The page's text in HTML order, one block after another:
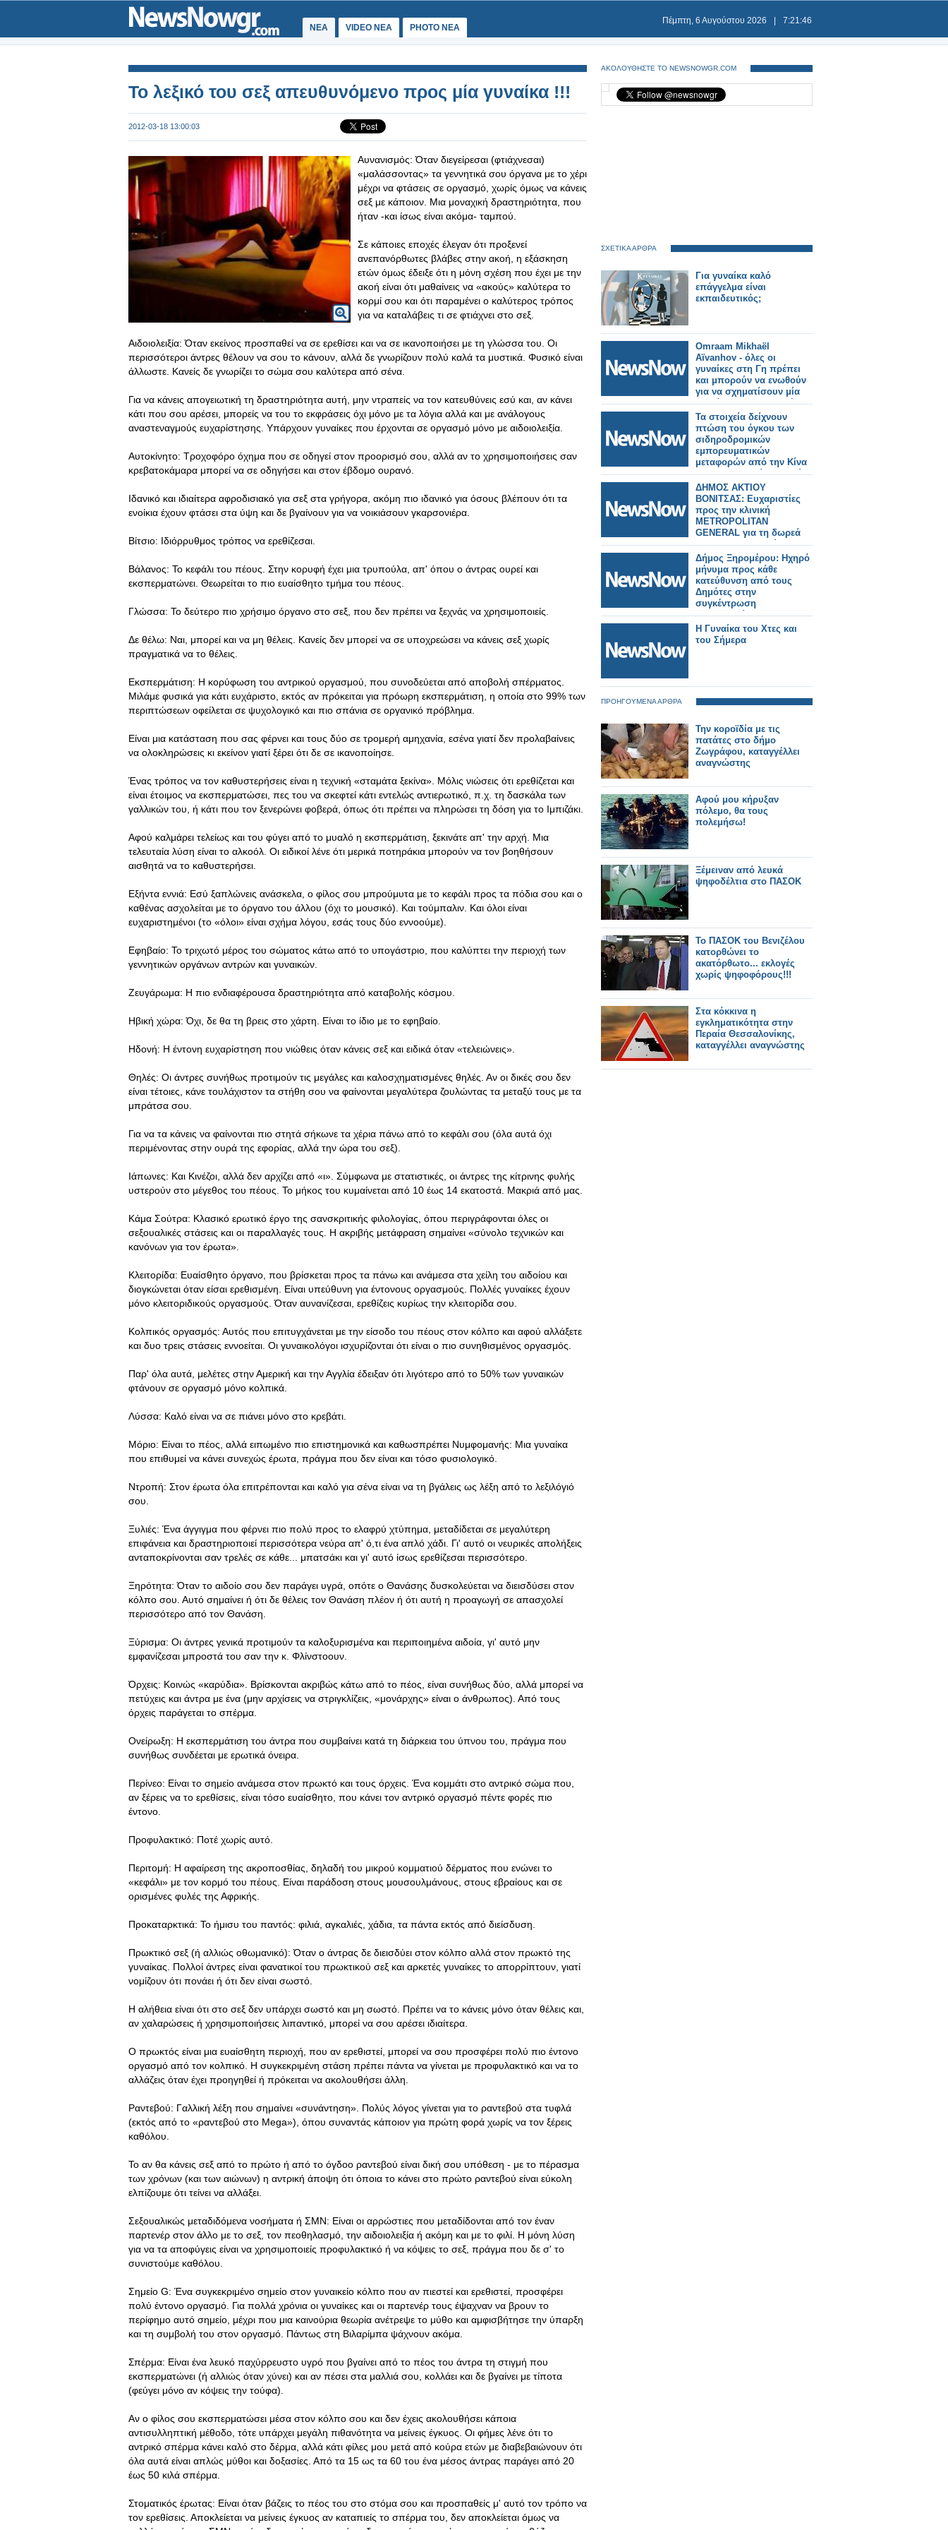
ΝΕΑ VIDEO NEA PHOTO NEA
Πέμπτη, 6 Αυγούστου 2026 7:21:47
Το λεξικό του σεξ απευθυνόμενο προς μία γυναίκα !!!
2012-03-18 13:00:03
Αυνανισμός: Όταν διεγείρεσαι (φτιάχνεσαι)
«μαλάσσοντας» τα γεννητικά σου όργανα με το χέρι
μέχρι να φτάσεις σε οργασμό, χωρίς όμως να κάνεις
σεξ με κάποιον. Μια μοναχική δραστηριότητα, που
ήταν -και ίσως είναι ακόμα- ταμπού.
Σε κάποιες εποχές έλεγαν ότι προξενεί
ανεπανόρθωτες βλάβες στην ακοή, η εξάσκηση
ετών όμως έδειξε ότι η μόνη σχέση που έχει με την
ακοή είναι ότι μαθαίνεις να «ακούς» καλύτερα το
κορμί σου και ότι παραμένει ο καλύτερος τρόπος
για να καταλάβεις τι σε φτιάχνει στο σεξ.
Αιδοιολειξία: Όταν εκείνος προσπαθεί να σε ερεθίσει και να σε ικανοποιήσει με τη γλώσσα του. Oι
περισσότεροι άντρες θέλουν να σου το κάνουν, αλλά δε γνωρίζουν πολύ καλά τα μυστικά. Φυσικό είναι
άλλωστε. Κανείς δε γνωρίζει το σώμα σου καλύτερα από σένα.
Για να κάνεις απογειωτική τη δραστηριότητα αυτή, μην ντραπείς να τον κατευθύνεις εσύ και, αν κάνει
κάτι που σου αρέσει, μπορείς να του το εκφράσεις όχι μόνο με τα λόγια αλλά και με ανάλογους
αναστεναγμούς ευχαρίστησης. Υπάρχουν γυναίκες που έρχονται σε οργασμό μόνο με αιδοιολειξία.
Αυτοκίνητο: Τροχοφόρο όχημα που σε οδηγεί στον προορισμό σου, αλλά αν το χρησιμοποιήσεις σαν
κρεβατοκάμαρα μπορεί να σε οδηγήσει και στον έβδομο ουρανό.
Ιδανικό και ιδιαίτερα αφροδισιακό για σεξ στα γρήγορα, ακόμη πιο ιδανικό για όσους βλέπουν ότι τα
ενοίκια έχουν φτάσει στα ύψη και δε βγαίνουν για να νοικιάσουν γκαρσονιέρα.
Βίτσιο: Ιδιόρρυθμος τρόπος να ερεθίζεσαι.
Βάλανος: Το κεφάλι του πέους. Στην κορυφή έχει μια τρυπούλα, απ' όπου ο άντρας ουρεί και
εκσπερματώνει. Θεωρείται το πιο ευαίσθητο τμήμα του πέους.
Γλώσσα: Το δεύτερο πιο χρήσιμο όργανο στο σεξ, που δεν πρέπει να ξεχνάς να χρησιμοποιείς.
Δε θέλω: Ναι, μπορεί και να μη θέλεις. Κανείς δεν μπορεί να σε υποχρεώσει να κάνεις σεξ χωρίς
πραγματικά να το θέλεις.
Εκσπερμάτιση: Η κορύφωση του αντρικού οργασμού, που συνοδεύεται από αποβολή σπέρματος.
Μιλάμε φυσικά για κάτι ευχάριστο, εκτός αν πρόκειται για πρόωρη εκσπερμάτιση, η οποία στο 99% των
περιπτώσεων οφείλεται σε ψυχολογικό και πιο σπάνια σε οργανικό πρόβλημα.
Είναι μια κατάσταση που σας φέρνει και τους δύο σε τρομερή αμηχανία, εσένα γιατί δεν προλαβαίνεις
να ολοκληρώσεις κι εκείνον γιατί ξέρει ότι δε σε ικανοποίησε.
Ένας τρόπος να τον καθυστερήσεις είναι η τεχνική «σταμάτα ξεκίνα». Μόλις νιώσεις ότι ερεθίζεται και
είναι έτοιμος να εκσπερματώσει, πες του να σκεφτεί κάτι εντελώς αντιερωτικό, π.χ. τη δασκάλα των
γαλλικών του, ή κάτι που τον ξενερώνει φοβερά, όπως ότι πρέπει να πληρώσει τη δόση για το Ιμπιζάκι.
Αφού καλμάρει τελείως και του φύγει από το μυαλό η εκσπερμάτιση, ξεκινάτε απ' την αρχή. Μια
τελευταία λύση είναι το αλκοόλ. Oι ειδικοί λένε ότι μερικά ποτηράκια μπορούν να τον βοηθήσουν
αισθητά να το καθυστερήσει.
Εξήντα εννιά: Εσύ ξαπλώνεις ανάσκελα, ο φίλος σου μπρούμυτα με το κεφάλι προς τα πόδια σου και ο
καθένας ασχολείται με το όργανο του άλλου (όχι το μουσικό). Και τούμπαλιν. Και όλοι είναι
ευχαριστημένοι (το «όλοι» είναι σχήμα λόγου, εσάς τους δύο εννοούμε).
Εφηβαίο: Το τριχωτό μέρος του σώματος κάτω από το υπογάστριο, που καλύπτει την περιοχή των
γεννητικών οργάνων αντρών και γυναικών.
Ζευγάρωμα: Η πιο ενδιαφέρουσα δραστηριότητα από καταβολής κόσμου.
Ηβική χώρα: Όχι, δε θα τη βρεις στο χάρτη. Είναι το ίδιο με το εφηβαίο.
Ηδονή: Η έντονη ευχαρίστηση που νιώθεις όταν κάνεις σεξ και ειδικά όταν «τελειώνεις».
Θηλές: Oι άντρες συνήθως προτιμούν τις μεγάλες και καλοσχηματισμένες θηλές. Αν οι δικές σου δεν
είναι τέτοιες, κάνε τουλάχιστον τα στήθη σου να φαίνονται μεγαλύτερα ζουλώντας τα μεταξύ τους με τα
μπράτσα σου.
Για να τα κάνεις να φαίνονται πιο στητά σήκωνε τα χέρια πάνω από το κεφάλι σου (όλα αυτά όχι
περιμένοντας στην ουρά της εφορίας, αλλά την ώρα του σεξ).
Ιάπωνες: Και Κινέζοι, αλλά δεν αρχίζει από «ι». Σύμφωνα με στατιστικές, οι άντρες της κίτρινης φυλής
υστερούν στο μέγεθος του πέους. Το μήκος του κυμαίνεται από 10 έως 14 εκατοστά. Μακριά από μας.
Κάμα Σούτρα: Κλασικό ερωτικό έργο της σανσκριτικής φιλολογίας, όπου περιγράφονται όλες οι
σεξουαλικές στάσεις και οι παραλλαγές τους. Η ακριβής μετάφραση σημαίνει «σύνολο τεχνικών και
κανόνων για τον έρωτα».
Κλειτορίδα: Ευαίσθητο όργανο, που βρίσκεται προς τα πάνω και ανάμεσα στα χείλη του αιδοίου και
διογκώνεται όταν είσαι ερεθισμένη. Είναι υπεύθυνη για έντονους οργασμούς. Πολλές γυναίκες έχουν
μόνο κλειτοριδικούς οργασμούς. Όταν αυνανίζεσαι, ερεθίζεις κυρίως την κλειτορίδα σου.
Κολπικός οργασμός: Αυτός που επιτυγχάνεται με την είσοδο του πέους στον κόλπο και αφού αλλάξετε
και δυο τρεις στάσεις εννοείται. Oι γυναικολόγοι ισχυρίζονται ότι είναι ο πιο συνηθισμένος οργασμός.
Παρ' όλα αυτά, μελέτες στην Αμερική και την Αγγλία έδειξαν ότι λιγότερο από το 50% των γυναικών
φτάνουν σε οργασμό μόνο κολπικά.
Λύσσα: Καλό είναι να σε πιάνει μόνο στο κρεβάτι.
Μόριο: Είναι το πέος, αλλά ειπωμένο πιο επιστημονικά και καθωσπρέπει Νυμφομανής: Μια γυναίκα
που επιθυμεί να κάνει συνεχώς έρωτα, πράγμα που δεν είναι και τόσο φυσιολογικό.
Ντροπή: Στον έρωτα όλα επιτρέπονται και καλό για σένα είναι να τη βγάλεις ως λέξη από το λεξιλόγιό
σου.
Ξυλιές: Ένα άγγιγμα που φέρνει πιο πολύ προς το ελαφρύ χτύπημα, μεταδίδεται σε μεγαλύτερη
επιφάνεια και δραστηριοποιεί περισσότερα νεύρα απ' ό,τι ένα απλό χάδι. Γι' αυτό οι νευρικές απολήξεις
ανταποκρίνονται σαν τρελές σε κάθε... μπατσάκι και γι' αυτό ίσως ερεθίζεσαι περισσότερο.
Ξηρότητα: Όταν το αιδοίο σου δεν παράγει υγρά, οπότε ο Θανάσης δυσκολεύεται να διεισδύσει στον
κόλπο σου. Αυτό σημαίνει ή ότι δε θέλεις τον Θανάση πλέον ή ότι αυτή η προαγωγή σε απασχολεί
περισσότερο από τον Θανάση.
Ξύρισμα: Oι άντρες γενικά προτιμούν τα καλοξυρισμένα και περιποιημένα αιδοία, γι' αυτό μην
εμφανίζεσαι μπροστά του σαν την κ. Φλίνστοουν.
Όρχεις: Κοινώς «καρύδια». Βρίσκονται ακριβώς κάτω από το πέος, είναι συνήθως δύο, αλλά μπορεί να
πετύχεις και άντρα με ένα (μην αρχίσεις να στριγκλίζεις, «μονάρχης» είναι ο άνθρωπος). Από τους
όρχεις παράγεται το σπέρμα.
Oνείρωξη: Η εκσπερμάτιση του άντρα που συμβαίνει κατά τη διάρκεια του ύπνου του, πράγμα που
συνήθως συνδέεται με ερωτικά όνειρα.
Περίνεο: Είναι το σημείο ανάμεσα στον πρωκτό και τους όρχεις. Ένα κομμάτι στο αντρικό σώμα που,
αν ξέρεις να το ερεθίσεις, είναι τόσο ευαίσθητο, που κάνει τον αντρικό οργασμό πέντε φορές πιο
έντονο.
Προφυλακτικό: Ποτέ χωρίς αυτό.
Περιτομή: Η αφαίρεση της ακροποσθίας, δηλαδή του μικρού κομματιού δέρματος που ενώνει το
«κεφάλι» με τον κορμό του πέους. Είναι παράδοση στους μουσουλμάνους, στους εβραίους και σε
ορισμένες φυλές της Αφρικής.
Προκαταρκτικά: Το ήμισυ του παντός: φιλιά, αγκαλιές, χάδια, τα πάντα εκτός από διείσδυση.
Πρωκτικό σεξ (ή αλλιώς οθωμανικό): Όταν ο άντρας δε διεισδύει στον κόλπο αλλά στον πρωκτό της
γυναίκας. Πολλοί άντρες είναι φανατικοί του πρωκτικού σεξ και αρκετές γυναίκες το απορρίπτουν, γιατί
νομίζουν ότι πονάει ή ότι δεν είναι σωστό.
Η αλήθεια είναι ότι στο σεξ δεν υπάρχει σωστό και μη σωστό. Πρέπει να το κάνεις μόνο όταν θέλεις και,
αν χαλαρώσεις ή χρησιμοποιήσεις λιπαντικό, μπορεί να σου αρέσει ιδιαίτερα.
O πρωκτός είναι μια ευαίσθητη περιοχή, που αν ερεθιστεί, μπορεί να σου προσφέρει πολύ πιο έντονο
οργασμό από τον κολπικό. Η συγκεκριμένη στάση πρέπει πάντα να γίνεται με προφυλακτικό και να το
αλλάζεις όταν έχει προηγηθεί ή πρόκειται να ακολουθήσει άλλη.
Ραντεβού: Γαλλική λέξη που σημαίνει «συνάντηση». Πολύς λόγος γίνεται για το ραντεβού στα τυφλά
(εκτός από το «ραντεβού στο Mega»), όπου συναντάς κάποιον για πρώτη φορά χωρίς να τον ξέρεις
καθόλου.
Το αν θα κάνεις σεξ από το πρώτο ή από το όγδοο ραντεβού είναι δική σου υπόθεση - με το πέρασμα
των χρόνων (και των αιώνων) η αντρική άποψη ότι όποια το κάνει στο πρώτο ραντεβού είναι εύκολη
ελπίζουμε ότι τείνει να αλλάξει.
Σεξουαλικώς μεταδιδόμενα νοσήματα ή ΣΜΝ: Είναι οι αρρώστιες που μεταδίδονται από τον έναν
παρτενέρ στον άλλο με το σεξ, τον πεοθηλασμό, την αιδοιολειξία ή ακόμη και με το φιλί. Η μόνη λύση
για να τα αποφύγεις είναι να χρησιμοποιείς προφυλακτικό ή να κόψεις το σεξ, πράγμα που δε σ' το
συνιστούμε καθόλου.
Σημείο G: Ένα συγκεκριμένο σημείο στον γυναικείο κόλπο που αν πιεστεί και ερεθιστεί, προσφέρει
πολύ έντονο οργασμό. Για πολλά χρόνια οι γυναίκες και οι παρτενέρ τους έψαχναν να βρουν το
περίφημο αυτό σημείο, μέχρι που μια καινούρια θεωρία ανέτρεψε το μύθο και αμφισβήτησε την ύπαρξη
και τη συμβολή του στον οργασμό. Πάντως στη Βιλαρίμπα ψάχνουν ακόμα.
Σπέρμα: Είναι ένα λευκό παχύρρευστο υγρό που βγαίνει από το πέος του άντρα τη στιγμή που
εκσπερματώνει (ή αλλιώς όταν χύνει) και αν πέσει στα μαλλιά σου, κολλάει και δε βγαίνει με τίποτα
(φεύγει μόνο αν κόψεις την τούφα).
Αν ο φίλος σου εκσπερματώσει μέσα στον κόλπο σου και δεν έχεις ακολουθήσει κάποια
αντισυλληπτική μέθοδο, τότε υπάρχει μεγάλη πιθανότητα να μείνεις έγκυος. Oι φήμες λένε ότι το
αντρικό σπέρμα κάνει καλό στο δέρμα, αλλά κάτι φίλες μου μετά από κούρα ετών με διαβεβαιώνουν ότι
όλα αυτά είναι απλώς μύθοι και δοξασίες. Από τα 15 ως τα 60 του ένα μέσος άντρας παράγει από 20
έως 50 κιλά σπέρμα.
Στοματικός έρωτας: Είναι όταν βάζεις το πέος του στο στόμα σου και προσπαθείς μ' αυτό τον τρόπο να
τον ερεθίσεις. Αποκλείεται να μείνεις έγκυος αν καταπιείς το σπέρμα του, δεν αποκλείεται όμως να
ΑΚΟΛΟΥΘΗΣΤΕ ΤΟ NEWSNOWGR.COM
ΣΧΕΤΙΚΑ ΑΡΘΡΑ
Για γυναίκα καλό
επάγγελμα είναι
εκπαιδευτικός;
Omraam Mikhaël
Aïvanhov - όλες οι
γυναίκες στη Γη πρέπει
και μπορούν να ενωθούν
για να σχηματίσουν μία
γυναίκα, τη συλλογική
γυναίκα που θα γεννήσει
τη νέα ζωή.
Τα στοιχεία δείχνουν
πτώση του όγκου των
σιδηροδρομικών
εμπορευματικών
μεταφορών από την Κίνα
προς την Ευρώπη καθώς
αυξάνονται οι όγκοι προς
τη Ρωσία
ΔΗΜΟΣ ΑΚΤΙΟΥ
ΒΟΝΙΤΣΑΣ: Ευχαριστίες
προς την κλινική
METROPOLITAN
GENERAL για τη δωρεά
ιατροτεχνολογικού
εξοπλισμού, προς το
Κέντρο Υγείας της
Παλαίρου.
Δήμος Ξηρομέρου: Ηχηρό
μήνυμα προς κάθε
κατεύθυνση από τους
Δημότες στην
συγκέντρωση
διαμαρτυρίας και την
πορεία προς την περιοχή
Καμπλάφκα.
Η Γυναίκα του Χτες και
του Σήμερα
ΠΡΟΗΓΟΥΜΕΝΑ ΑΡΘΡΑ
Την κοροϊδία με τις
πατάτες στο δήμο
Ζωγράφου, καταγγέλλει
αναγνώστης
Αφού μου κήρυξαν
πόλεμο, θα τους
πολεμήσω!
Ξέμειναν από λευκά
ψηφοδέλτια στο ΠΑΣΟΚ
Το ΠΑΣΟΚ του Βενιζέλου
κατορθώνει το
ακατόρθωτο... εκλογές
χωρίς ψηφοφόρους!!!
Στα κόκκινα η
εγκληματικότητα στην
Περαία Θεσσαλονίκης,
καταγγέλλει αναγνώστης